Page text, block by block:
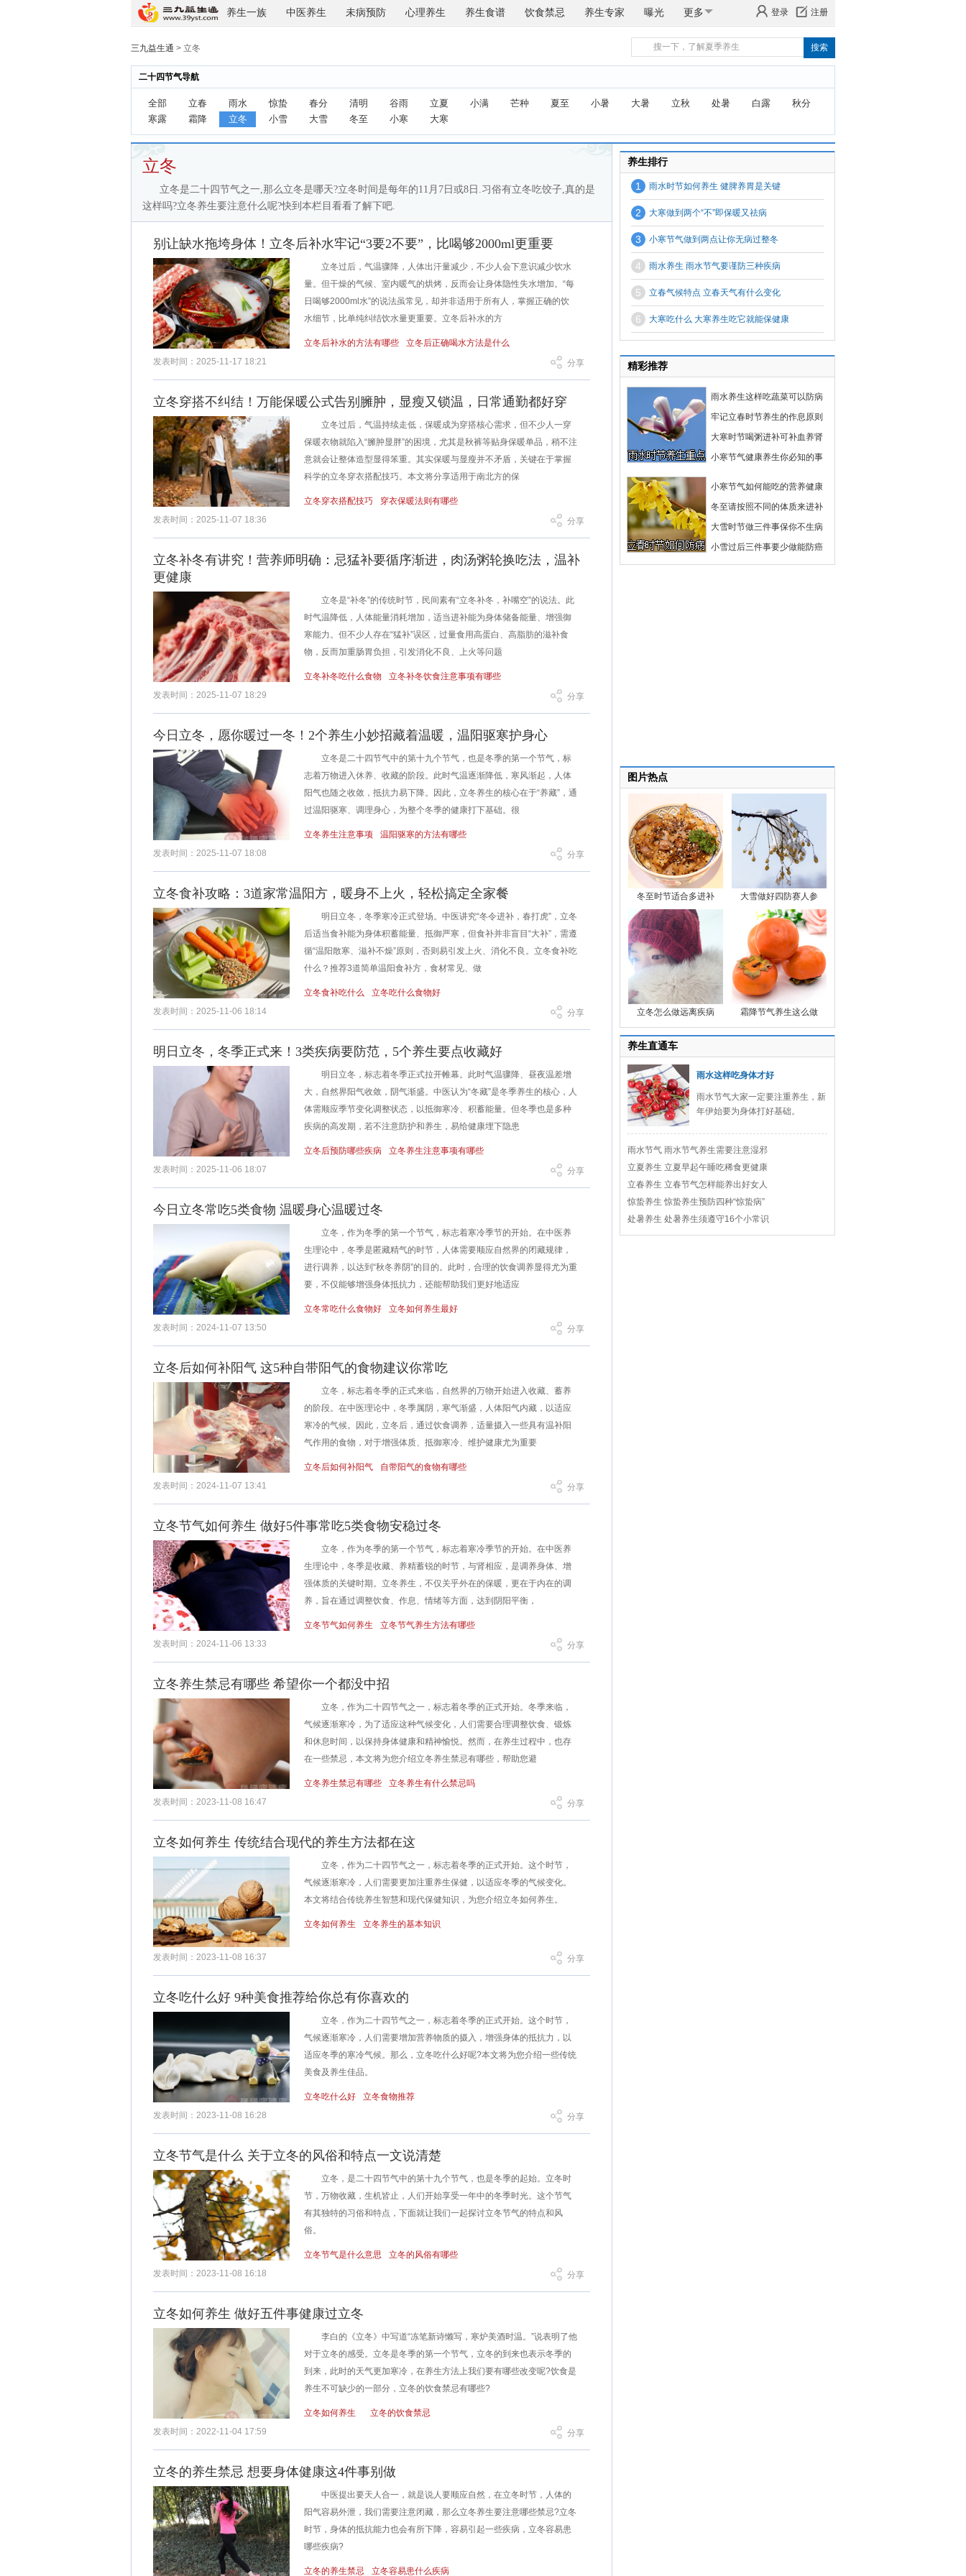
养生一族 中医养生 未病预防 心理养生 养生食谱 饮食禁忌 养生专家 曝光 更多 登录 注册
三九益生通 > 立冬
二十四节气导航
全部 立春 雨水 惊蛰 春分 清明 谷雨 立夏 小满 芒种 夏至 小暑 大暑 立秋 处暑 白露
秋分
寒露
霜降 立冬 小雪 大雪 冬至 小寒 大寒
立冬
立冬是二十四节气之一,那么立冬是哪天?立冬时间是每年的11月7日或8日.习俗有立冬吃饺子,真的是
这样吗?立冬养生要注意什么呢?快到本栏目看看了解下吧.
别让缺水拖垮身体！立冬后补水牢记“3要2不要”，比喝够2000ml更重要
立冬过后，气温骤降，人体出汗量减少，不少人会下意识减少饮水
量。但干燥的气候、室内暖气的烘烤，反而会让身体隐性失水增加。“每
日喝够2000ml水”的说法虽常见，却并非适用于所有人，掌握正确的饮
水细节，比单纯纠结饮水量更重要。立冬后补水的方
立冬后补水的方法有哪些
立冬后正确喝水方法是什么
发表时间：2025-11-17 18:21
分享
立冬穿搭不纠结！万能保暖公式告别臃肿，显瘦又锁温，日常通勤都好穿
立冬过后，气温持续走低，保暖成为穿搭核心需求，但不少人一穿
保暖衣物就陷入“臃肿显胖”的困境，尤其是秋裤等贴身保暖单品，稍不注
意就会让整体造型显得笨重。其实保暖与显瘦并不矛盾，关键在于掌握
科学的立冬穿衣搭配技巧。本文将分享适用于南北方的保
立冬穿衣搭配技巧
穿衣保暖法则有哪些
发表时间：2025-11-07 18:36
分享
立冬补冬有讲究！营养师明确：忌猛补要循序渐进，肉汤粥轮换吃法，温补
更健康
立冬是“补冬”的传统时节，民间素有“立冬补冬，补嘴空”的说法。此
时气温降低，人体能量消耗增加，适当进补能为身体储备能量、增强御
寒能力。但不少人存在“猛补”误区，过量食用高蛋白、高脂肪的滋补食
物，反而加重肠胃负担，引发消化不良、上火等问题
立冬补冬吃什么食物
立冬补冬饮食注意事项有哪些
发表时间：2025-11-07 18:29
分享
今日立冬，愿你暖过一冬！2个养生小妙招藏着温暖，温阳驱寒护身心
立冬是二十四节气中的第十九个节气，也是冬季的第一个节气，标
志着万物进入休养、收藏的阶段。此时气温逐渐降低，寒风渐起，人体
阳气也随之收敛，抵抗力易下降。因此，立冬养生的核心在于“养藏”，通
过温阳驱寒、调理身心，为整个冬季的健康打下基础。很
立冬养生注意事项
温阳驱寒的方法有哪些
发表时间：2025-11-07 18:08
分享
立冬食补攻略：3道家常温阳方，暖身不上火，轻松搞定全家餐
明日立冬，冬季寒冷正式登场。中医讲究“冬令进补，春打虎”，立冬
后适当食补能为身体积蓄能量、抵御严寒，但食补并非盲目“大补”，需遵
循“温阳散寒、滋补不燥”原则，否则易引发上火、消化不良。立冬食补吃
什么？推荐3道简单温阳食补方，食材常见、做
立冬食补吃什么
立冬吃什么食物好
发表时间：2025-11-06 18:14
分享
明日立冬，冬季正式来！3类疾病要防范，5个养生要点收藏好
明日立冬，标志着冬季正式拉开帷幕。此时气温骤降、昼夜温差增
大，自然界阳气收敛，阴气渐盛。中医认为“冬藏”是冬季养生的核心，人
体需顺应季节变化调整状态，以抵御寒冷、积蓄能量。但冬季也是多种
疾病的高发期，若不注意防护和养生，易给健康埋下隐患
立冬后预防哪些疾病
立冬养生注意事项有哪些
发表时间：2025-11-06 18:07
分享
今日立冬常吃5类食物 温暖身心温暖过冬
立冬，作为冬季的第一个节气，标志着寒冷季节的开始。在中医养
生理论中，冬季是匿藏精气的时节，人体需要顺应自然界的闭藏规律，
进行调养，以达到“秋冬养阴”的目的。此时，合理的饮食调养显得尤为重
要，不仅能够增强身体抵抗力，还能帮助我们更好地适应
立冬常吃什么食物好
立冬如何养生最好
发表时间：2024-11-07 13:50
分享
立冬后如何补阳气 这5种自带阳气的食物建议你常吃
立冬，标志着冬季的正式来临，自然界的万物开始进入收藏、蓄养
的阶段。在中医理论中，冬季属阴，寒气渐盛，人体阳气内藏，以适应
寒冷的气候。因此，立冬后，通过饮食调养，适量摄入一些具有温补阳
气作用的食物，对于增强体质、抵御寒冷、维护健康尤为重要
立冬后如何补阳气
自带阳气的食物有哪些
发表时间：2024-11-07 13:41
分享
立冬节气如何养生 做好5件事常吃5类食物安稳过冬
立冬，作为冬季的第一个节气，标志着寒冷季节的开始。在中医养
生理论中，冬季是收藏、养精蓄锐的时节，与肾相应，是调养身体、增
强体质的关键时期。立冬养生，不仅关乎外在的保暖，更在于内在的调
养，旨在通过调整饮食、作息、情绪等方面，达到阴阳平衡，
立冬节气如何养生
立冬节气养生方法有哪些
发表时间：2024-11-06 13:33
分享
立冬养生禁忌有哪些 希望你一个都没中招
立冬，作为二十四节气之一，标志着冬季的正式开始。冬季来临，
气候逐渐寒冷，为了适应这种气候变化，人们需要合理调整饮食、锻炼
和休息时间，以保持身体健康和精神愉悦。然而，在养生过程中，也存
在一些禁忌，本文将为您介绍立冬养生禁忌有哪些，帮助您避
立冬养生禁忌有哪些
立冬养生有什么禁忌吗
发表时间：2023-11-08 16:47
分享
立冬如何养生 传统结合现代的养生方法都在这
立冬，作为二十四节气之一，标志着冬季的正式开始。这个时节，
气候逐渐寒冷，人们需要更加注重养生保健，以适应冬季的气候变化。
本文将结合传统养生智慧和现代保健知识，为您介绍立冬如何养生。
立冬如何养生 立冬养生的基本知识
发表时间：2023-11-08 16:37 分享
立冬吃什么好 9种美食推荐给你总有你喜欢的
立冬，作为二十四节气之一，标志着冬季的正式开始。这个时节，
气候逐渐寒冷，人们需要增加营养物质的摄入，增强身体的抵抗力，以
适应冬季的寒冷气候。那么，立冬吃什么好呢?本文将为您介绍一些传统
美食及养生佳品。
立冬吃什么好
立冬食物推荐
发表时间：2023-11-08 16:28
分享
立冬节气是什么 关于立冬的风俗和特点一文说清楚
立冬，是二十四节气中的第十九个节气，也是冬季的起始。立冬时
节，万物收藏，生机皆止，人们开始享受一年中的冬季时光。这个节气
有其独特的习俗和特点，下面就让我们一起探讨立冬节气的特点和风
俗。
立冬节气是什么意思
立冬的风俗有哪些
发表时间：2023-11-08 16:18
分享
立冬如何养生 做好五件事健康过立冬
李白的《立冬》中写道“冻笔新诗懒写，寒炉美酒时温。”说表明了他
对于立冬的感受。立冬是冬季的第一个节气，立冬的到来也表示冬季的
到来，此时的天气更加寒冷，在养生方法上我们要有哪些改变呢?饮食是
养生不可缺少的一部分，立冬的饮食禁忌有哪些?
立冬如何养生
立冬的饮食禁忌
发表时间：2022-11-04 17:59
分享
立冬的养生禁忌 想要身体健康这4件事别做
中医提出要天人合一，就是说人要顺应自然，在立冬时节，人体的
阳气容易外泄，我们需要注意闭藏，那么立冬养生要注意哪些禁忌?立冬
时节，身体的抵抗能力也会有所下降，容易引起一些疾病，立冬容易患
哪些疾病?
立冬的养生禁忌 立冬容易患什么疾病
养生排行
1 雨水时节如何养生 健脾养胃是关键
2 大寒做到两个“不”即保暖又祛病
3 小寒节气做到两点让你无病过整冬
4 雨水养生 雨水节气要谨防三种疾病
5 立春气候特点 立春天气有什么变化
6 大寒吃什么 大寒养生吃它就能保健康
精彩推荐
雨水养生这样吃蔬菜可以防病
牢记立春时节养生的作息原则
大寒时节喝粥进补可补血养肾
小寒节气健康养生你必知的事
小寒节气如何能吃的营养健康
冬至请按照不同的体质来进补
大雪时节做三件事保你不生病
小雪过后三件事要少做能防癌
图片热点
冬至时节适合多进补 大雪做好四防赛人参
立冬怎么做远离疾病 霜降节气养生这么做
养生直通车
雨水这样吃身体才好
雨水节气大家一定要注重养生，新
年伊始要为身体打好基础。
雨水节气 雨水节气养生需要注意湿邪
立夏养生 立夏早起午睡吃稀食更健康
立春养生 立春节气怎样能养出好女人
惊蛰养生 惊蛰养生预防四种“惊蛰病”
处暑养生 处暑养生须遵守16个小常识